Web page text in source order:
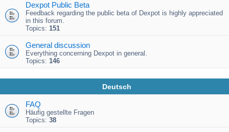
Dexpot Public Beta
Feedback regarding the public beta of Dexpot is highly appreciated
in this forum.
Topics: 151
General discussion
Everything concerning Dexpot in general.
Topics: 146
Deutsch
FAQ
Häufig gestellte Fragen
Topics: 38